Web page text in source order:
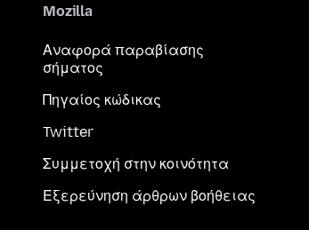
Mozilla
Αναφορά παραβίασης
σήματος
Πηγαίος κώδικας
Twitter
Συμμετοχή στην κοινότητα
Εξερεύνηση άρθρων βοήθειας